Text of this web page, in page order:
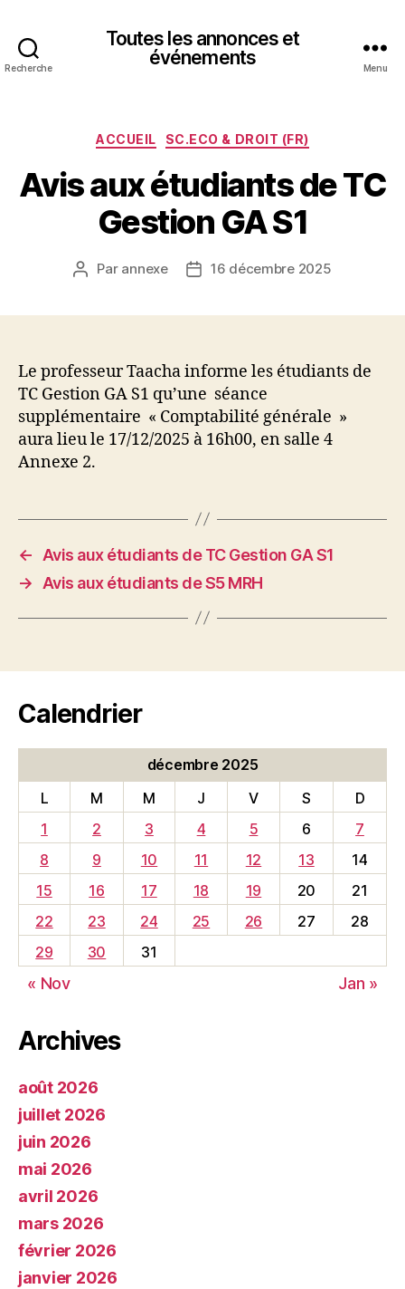
Recherche
Toutes les annonces et
événements
Menu
Catégories
ACCUEIL SC.ECO & DROIT (FR)
Avis aux étudiants de TC
Gestion GA S1
Auteur
Par annexe
Date16 décembre 2025
Le professeur Taacha informe les étudiants de
TC Gestion GA S1 qu’une séance
supplémentaire « Comptabilité générale »
aura lieu le 17/12/2025 à 16h00, en salle 4
Annexe 2.
←
Avis aux étudiants de TC Gestion GA S1
→
Avis aux étudiants de S5 MRH
Calendrier
décembre 2025
L
M M J V S
D
1
2 3 4 5 6
7
8
9 10 11 12 13
14
15
16 17 18 19 20
21
22
23 24 25 26 27
28
29
30 31
« Nov Jan »
Archives
août 2026
juillet 2026
juin 2026
mai 2026
avril 2026
mars 2026
février 2026
janvier 2026